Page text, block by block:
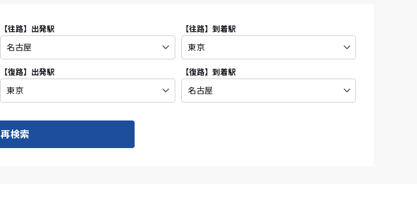
【往路】 出発駅 【往路】 到着駅
【復路】 出発駅 【復路】 到着駅
再検索